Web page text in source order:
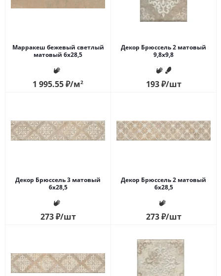
Марракеш бежевый светлый
матовый 6х28,5
1 995.55₽/м2
Декор Брюссель 2 матовый
9,8х9,8
193₽/шт
Декор Брюссель 3 матовый
6х28,5
273₽/шт
Декор Брюссель 2 матовый
6х28,5
273₽/шт